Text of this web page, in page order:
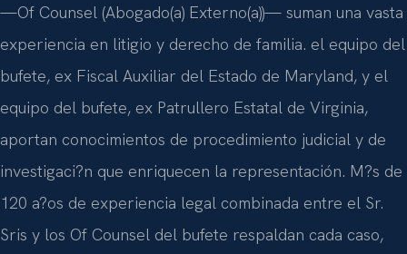
—Of Counsel (Abogado(a) Externo(a))— suman una vasta
experiencia en litigio y derecho de familia. el equipo del
bufete, ex Fiscal Auxiliar del Estado de Maryland, y el
equipo del bufete, ex Patrullero Estatal de Virginia,
aportan conocimientos de procedimiento judicial y de
investigaci?n que enriquecen la representación. M?s de
120 a?os de experiencia legal combinada entre el Sr.
Sris y los Of Counsel del bufete respaldan cada caso,